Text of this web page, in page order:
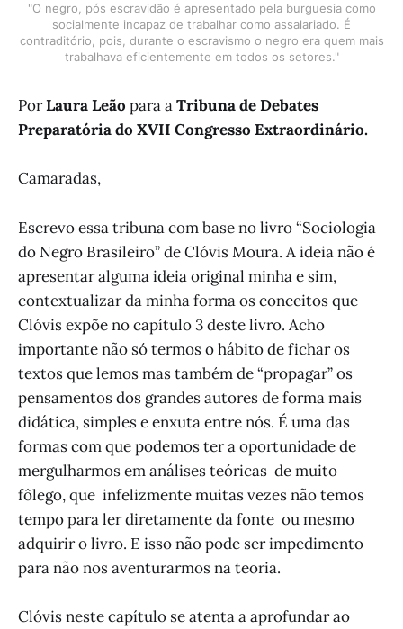
"O negro, pós escravidão é apresentado pela burguesia como
socialmente incapaz de trabalhar como assalariado. É
contraditório, pois, durante o escravismo o negro era quem mais
trabalhava eficientemente em todos os setores."
PorLaura Leão para aTribuna de Debates
Preparatória do XVII Congresso Extraordinário.
Camaradas,
Escrevo essa tribuna com base no livro “Sociologia
do Negro Brasileiro” de Clóvis Moura. A ideia não é
apresentar alguma ideia original minha e sim,
contextualizar da minha forma os conceitos que
Clóvis expõe no capítulo 3 deste livro. Acho
importante não só termos o hábito de fichar os
textos que lemos mas também de “propagar” os
pensamentos dos grandes autores de forma mais
didática, simples e enxuta entre nós. É uma das
formas com que podemos ter a oportunidade de
mergulharmos em análises teóricas de muito
fôlego, que infelizmente muitas vezes não temos
tempo para ler diretamente da fonte ou mesmo
adquirir o livro. E isso não pode ser impedimento
para não nos aventurarmos na teoria.
Clóvis neste capítulo se atenta a aprofundar ao